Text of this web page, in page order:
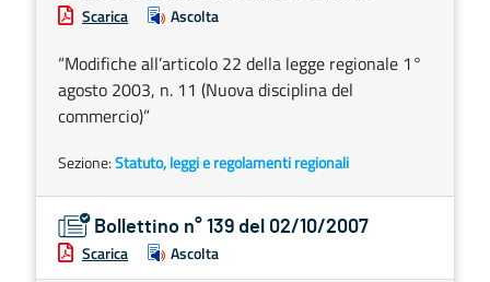
Scarica Ascolta
“Modifiche all’articolo 22 della legge regionale 1°
agosto 2003, n. 11 (Nuova disciplina del
commercio)”
Sezione:Statuto, leggi e regolamenti regionali
Bollettino n° 139 del 02/10/2007
Scarica Ascolta